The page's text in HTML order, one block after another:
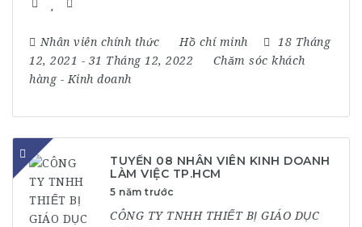
Nhân viên chính thức Hồ chí minh
18 Tháng
12, 2021 - 31 Tháng 12, 2022
Chăm sóc khách
hàng- Kinh doanh
TUYỂN 08 NHÂN VIÊN KINH DOANH
LÀM VIỆC TP.HCM
5 năm trước
CÔNG TY TNHH THIẾT BỊ GIÁO DỤC